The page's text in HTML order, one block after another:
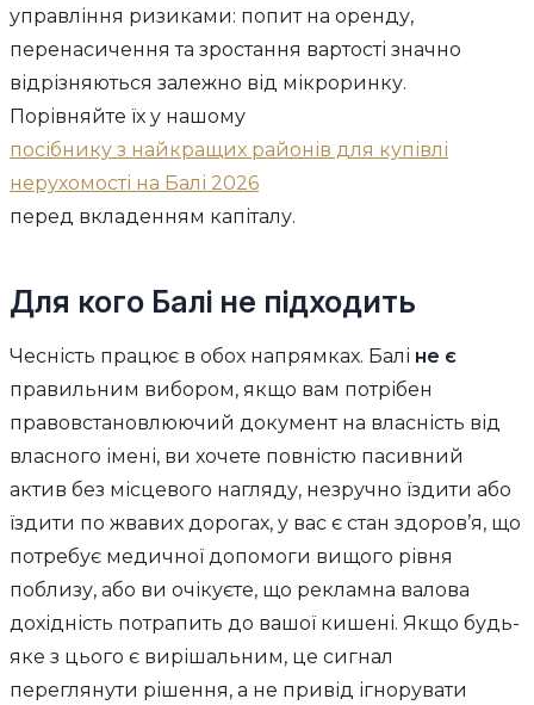
управління ризиками: попит на оренду,
перенасичення та зростання вартості значно
відрізняються залежно від мікроринку.
Порівняйте їх у нашому
посібнику з найкращих районів для купівлі
нерухомості на Балі 2026
перед вкладенням капіталу.
Для кого Балі не підходить
Чесність працює в обох напрямках. Балі не є
правильним вибором, якщо вам потрібен
правовстановлюючий документ на власність від
власного імені, ви хочете повністю пасивний
актив без місцевого нагляду, незручно їздити або
їздити по жвавих дорогах, у вас є стан здоров’я, що
потребує медичної допомоги вищого рівня
поблизу, або ви очікуєте, що рекламна валова
дохідність потрапить до вашої кишені. Якщо будь-
яке з цього є вирішальним, це сигнал
переглянути рішення, а не привід ігнорувати